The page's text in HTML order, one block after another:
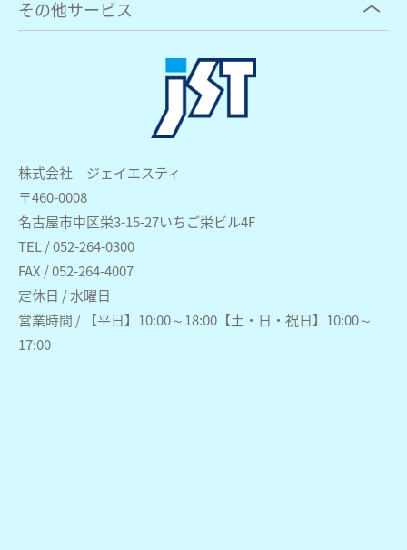
株式会社 ジェイエスティ
〒460-0008
名古屋市中区栄3-15-27いちご栄ビル4F
TEL / 052-264-0300
FAX / 052-264-4007
定休日 / 水曜日
営業時間 / 【平日】10:00～18:00【土・日・祝日】10:00～
17:00
その他サービス